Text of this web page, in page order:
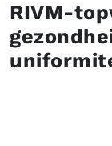
RIVM-